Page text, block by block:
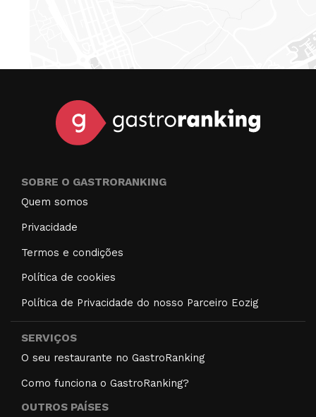
SOBRE O GASTRORANKING
Quem somos
Privacidade
Termos e condições
Política de cookies
Política de Privacidade do nosso Parceiro Eozig
SERVIÇOS
O seu restaurante no GastroRanking
Como funciona o GastroRanking?
OUTROS PAÍSES